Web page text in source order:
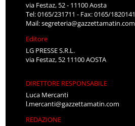
via Festaz, 52 - 11100 Aosta
Tel: 0165/231711 - Fax: 0165/1820141
Mail:segreteria@gazzettamatin.com
Editore
LG PRESSE S.R.L.
via Festaz, 52 11100 AOSTA
DIRETTORE RESPONSABILE
Luca Mercanti
l.mercanti@gazzettamatin.com
REDAZIONE